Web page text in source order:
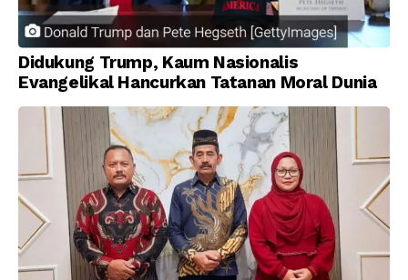
Didukung Trump, Kaum Nasionalis
Evangelikal Hancurkan Tatanan Moral Dunia